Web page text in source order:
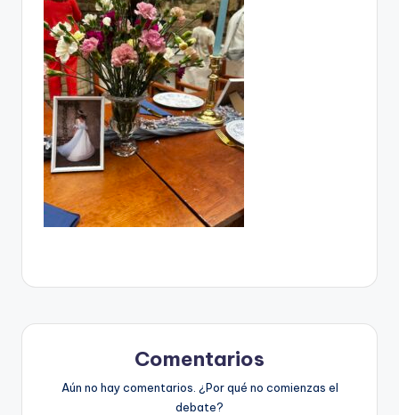
Comentarios
Aún no hay comentarios. ¿Por qué no comienzas el
debate?